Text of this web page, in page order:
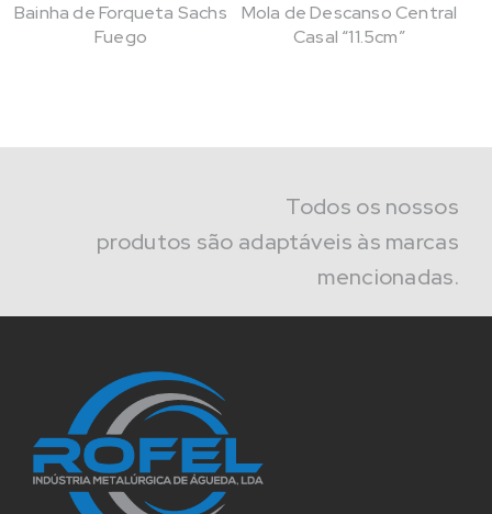
Bainha de Forqueta Sachs
Fuego
Mola de Descanso Central
Casal “11.5cm”
Todos os nossos
produtos são adaptáveis às marcas
mencionadas.